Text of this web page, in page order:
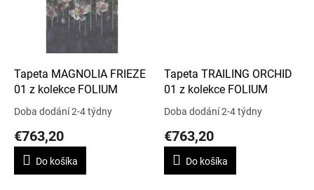
Tapeta MAGNOLIA FRIEZE
01 z kolekce FOLIUM
Doba dodání 2-4 týdny
€763,20
Do košíka
Tapeta TRAILING ORCHID
01 z kolekce FOLIUM
Doba dodání 2-4 týdny
€763,20
Do košíka